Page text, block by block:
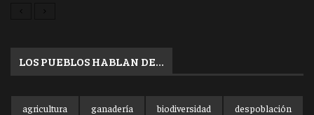
LOS PUEBLOS HABLAN DE…
agricultura ganadería biodiversidad despoblación